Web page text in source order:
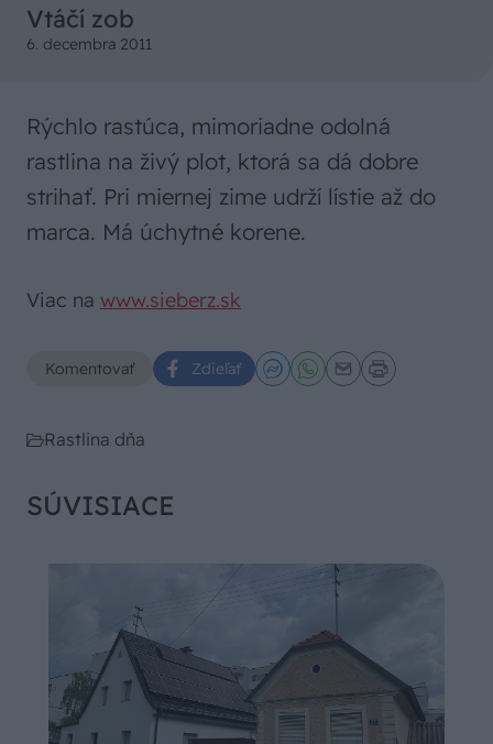
Vtáčí zob
6. decembra 2011
Rýchlo rastúca, mimoriadne odolná
rastlina na živý plot, ktorá sa dá dobre
strihať. Pri miernej zime udrží lístie až do
marca. Má úchytné korene.
Viac na www.sieberz.sk
Komentovať Zdieľať
Rastlina dňa
SÚVISIACE